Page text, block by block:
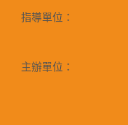
指導單位：
主辦單位：